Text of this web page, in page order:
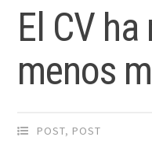
El CV
menos
POST, POST